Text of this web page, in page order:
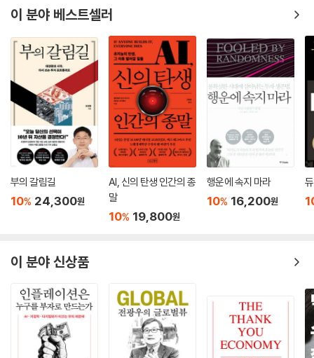
심기술을 뽑자면 IoT와 AI가 꼽힌다. 지금은 IoT 연결성에 AI 초지능이 결
합된 ‘AIoT 시대’라고 할 수 있다. IoT가 디바이스 간의 연결을 나타내는
디지털 신경망이라면, AI는 이러한 디바이스들을 통제 및 관리하는 두뇌
역할을 한다. AIoT는 다양한 도메인에 IoT와 AI를 접목하는 융합의 핵심
기술이다. AIoT는 5G나 6G 이동통신의 초연결성을 바탕으로, AI와 빅데
이터를 활용한 초지능성을 결합한 사물지능 융합 기술이다. 서비스 도입
영역이 넓어지면서 냉장고, 세탁기, 에어컨, 스피커 등 거의 모든 가전에 A
I가 탑재됐다. 이를 ‘사물지능’이라고 부르는데, 사물 특성에 맞게 지능을
개발하고 이를 탑재해 활용하는 융합 기술을 의미한다.
--- pp.220~221, 「스마트홈 시대 연 지능형 사물인터넷」중에서
드론의 핵심 기술을 구현하기 위해 다양한 AI 반도체가 활용된다. 드론의
자율비행, 데이터 처리, 실시간 의사 결정을 수행할 때 높은 연산 성능과 저
전력을 요구하기 때문이다. 특히 비행 중 실시간 데이터를 처리하기 위해
AI는 외부 클라우드를 거치지 않고, 내부 AI 칩을 통해 데이터를 즉각적으
결이 불가능한 상황에도 대응한다. 또 온디바이스 AI는 정보 보호, 저전력
등에서도 장점이 있다. 자율비행용 센서와 비행 제어장치에 대한 인터페이
스, AI 처리 기능을 위한 AI 코어를 가진다.
--- pp.229~300, 「AI 반도체로 더 강력해진 드론」중에서
기회임을 강조한다. 퓨리오사AI, 리벨리온 같은 국내 기업들이 빅테크의
온디바이스 AI와 AI 반도체가 만들어 내는
다양한 응용 산업과 서비스가 기회다
AI를 활용해 많은 제품을 만들려면 AI 반도체가 필수적이다. AI는 IoT와 5
G·6G 네트워크 기술에 더해져 데이터 센터뿐만 아니라 자율주행차, 스마
트홈, 스마트팩토리, 스마트시티 등 많은 미래 먹거리도 만들어 낼 것이다.
모두 한국 경제를 이끌 중추 산업이다.
이제 AI는 데이터 센터를 넘어 우리 손안의 기기와 산업 현장으로 내려오
고 있다. 저자는 우리나라가 강화해야 할 분야로 ‘온디바이스 AI’와 ‘피지컬
다. 외부 연결 없이 기기 자체에서 연산하기에, 보안이 생명인 국방이나 실
개정증보판에서는 전 세계가 격돌하고 있는 온디바이스 AI 상용화 현장을
생생하게 추가했다. 특히 드론 분야에서는 AI 반도체가 탑재되어 GPS가
없는 실내나 동굴에서도 스스로 장애물을 피하며 비행하고, 특정 인물을
끝까지 추적하는 지능형 드론의 기술력을 다룬다. 이는 단순한 취미용을
- 백준호 (퓨리오사AI 대표)
이 분야 베스트셀러
부의 갈림길
10% 24,300원
AI, 신의 탄생 인간의 종
말
10% 19,800원
행운에 속지 마라
10% 16,200원
이 분야 신상품